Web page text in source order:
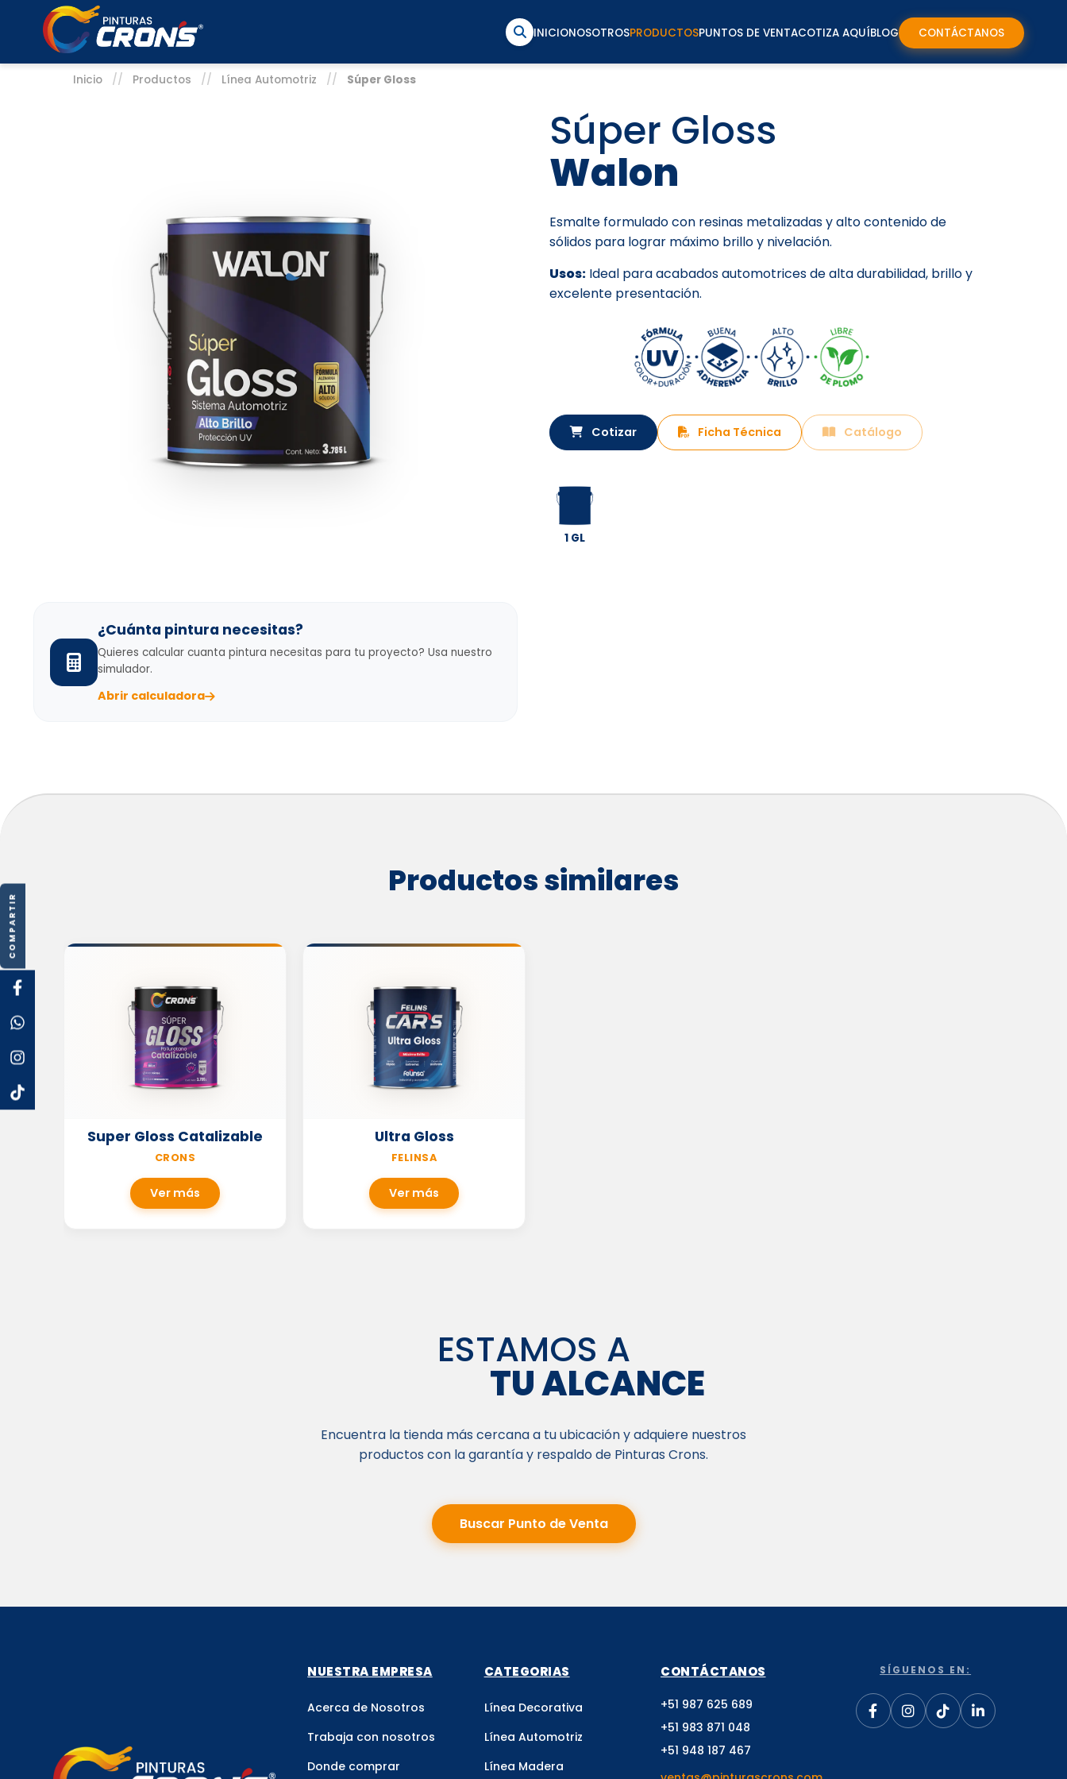
INICIONOSOTROSPRODUCTOSPUNTOS DE VENTACOTIZA AQUÍBLOG CONTÁCTANOS
Inicio // Productos // Línea Automotriz // Súper Gloss
Súper Gloss
Walon
Esmalte formulado con resinas metalizadas y alto contenido de
sólidos para lograr máximo brillo y nivelación.
Usos: Ideal para acabados automotrices de alta durabilidad, brillo y
excelente presentación.
Cotizar Ficha Técnica Catálogo
1 GL
¿Cuánta pintura necesitas?
Quieres calcular cuanta pintura necesitas para tu proyecto? Usa nuestro
simulador.
Abrir calculadora
Productos similares
Super Gloss Catalizable
CRONS
Ver más
Ultra Gloss
FELINSA
Ver más
ESTAMOS A
TU ALCANCE
Encuentra la tienda más cercana a tu ubicación y adquiere nuestros
productos con la garantía y respaldo de Pinturas Crons.
Buscar Punto de Venta
NUESTRA EMPRESA
Acerca de Nosotros
Trabaja con nosotros
Donde comprar
CATEGORIAS
Línea Decorativa
Línea Automotriz
Línea Madera
CONTÁCTANOS
+51 987 625 689
+51 983 871 048
+51 948 187 467
SÍGUENOS EN:
COMPARTIR